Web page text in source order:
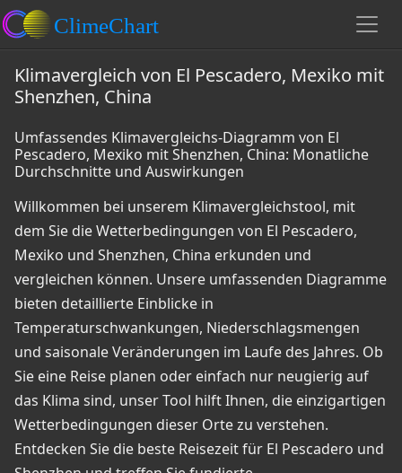
Klimavergleich von El Pescadero, Mexiko mit
Shenzhen, China
Umfassendes Klimavergleichs-Diagramm von El
Pescadero, Mexiko mit Shenzhen, China: Monatliche
Durchschnitte und Auswirkungen
Willkommen bei unserem Klimavergleichstool, mit
dem Sie die Wetterbedingungen von El Pescadero,
Mexiko und Shenzhen, China erkunden und
vergleichen können. Unsere umfassenden Diagramme
bieten detaillierte Einblicke in
Temperaturschwankungen, Niederschlagsmengen
und saisonale Veränderungen im Laufe des Jahres. Ob
Sie eine Reise planen oder einfach nur neugierig auf
das Klima sind, unser Tool hilft Ihnen, die einzigartigen
Wetterbedingungen dieser Orte zu verstehen.
Entdecken Sie die beste Reisezeit für El Pescadero und